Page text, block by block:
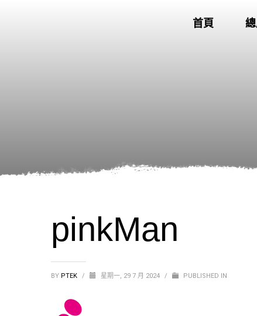
首頁
pinkMan
BY PTEK / 星期一, 29 7 月 2024 / PUBLISHED IN